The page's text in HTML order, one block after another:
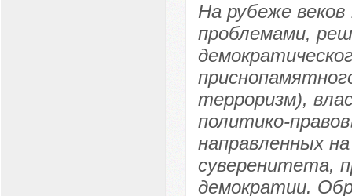
На рубеже
проблемами,
терроризм),
политико-
направленных
суверенитета,
демократии.